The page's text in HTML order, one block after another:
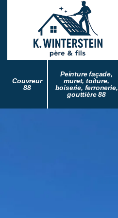
Couvreur
88
Peinture façade,
muret, toiture,
boiserie, ferronerie,
gouttière 88